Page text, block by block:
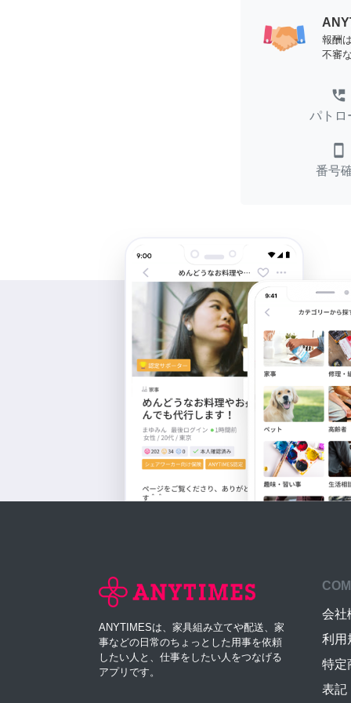
報酬
不審
perm_phone_msg
パトロ
smartphone
番号
ANYTIMESは、家具組み立てや配送、家
事などの日常のちょっとした用事を依頼
したい人と、仕事をしたい人をつなげる
アプリです。
会社
利用
特定
表記